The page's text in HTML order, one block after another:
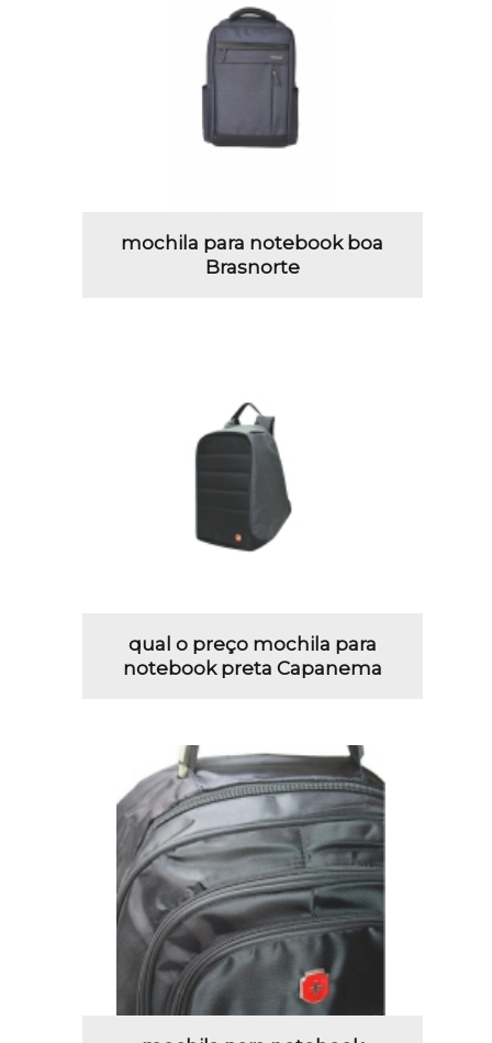
mochila para notebook boa
Brasnorte
qual o preço mochila para
notebook preta Capanema